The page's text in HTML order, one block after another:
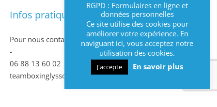
Infos pratiques
Pour nous contacter :
-
06 88 13 60 02
teamboxinglyssois@gmail.com
RGPD : Formulaires en ligne et
données personnelles
Ce site utilise des cookies pour
améliorer votre expérience. En
naviguant ici, vous acceptez notre
utilisation des cookies.
J'accepte En savoir plus